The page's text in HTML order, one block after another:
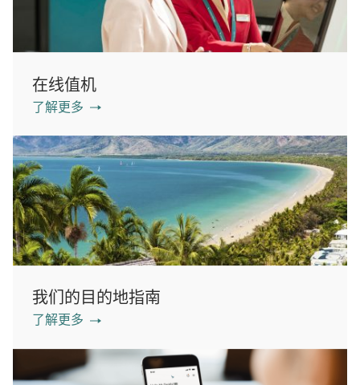
在线值机
了解更多
我们的目的地指南
了解更多